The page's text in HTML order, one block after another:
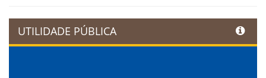
UTILIDADE PÚBLICA